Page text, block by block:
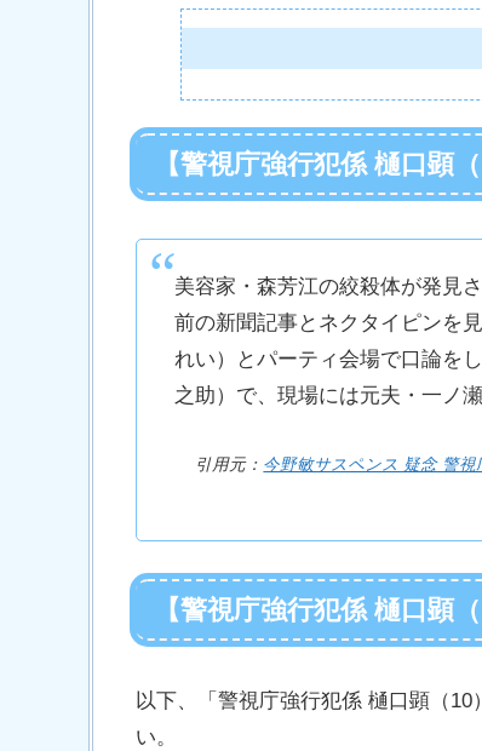
【警視庁強行犯係 樋口顕
美容家・森芳江の絞殺体が発見
前の新聞記事とネクタイピンを
れい）とパーティ会場で口論を
之助）で、現場には元夫・一ノ
引用元： 今野敏サスペンス 疑念 警
【警視庁強行犯係 樋口顕
以下、「警視庁強行犯係 樋口顕（
い。